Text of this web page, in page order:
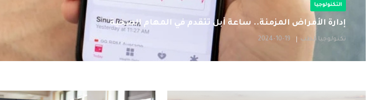
التكنولوجيا
إدارة الأمراض المزمنة.. ساعة أبل تتقدم في المهام الصحية
تكنولوجيا الطب 2024-10-19